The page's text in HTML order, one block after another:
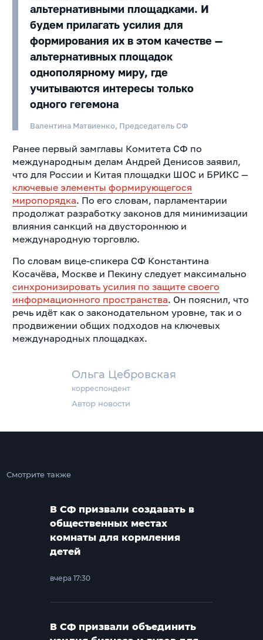
Ольга Цебровская
корреспондент
Автор новости
альтернативными площадками. И
будем прилагать усилия для
формирования их в этом качестве —
альтернативных площадок
однополярному миру, где
учитываются интересы только
одного гегемона
Валентина Матвиенко, Председатель СФ
Ранее первый замглавы Комитета СФ по
международным делам Андрей Денисов заявил,
что для России и Китая площадки ШОС и БРИКС —
ключевые элементы формирующегося
миропорядка. По его словам, парламентарии
продолжат разработку законов для минимизации
влияния санкций на двустороннюю и
международную торговлю.
По словам вице-спикера СФ Константина
Косачёва, Москве и Пекину следует максимально
синхронизировать усилия по защите своего
информационного пространства. Он пояснил, что
речь идёт как о законодательном уровне, так и о
продвижении общих подходов на ключевых
международных площадках.
Смотрите также
В СФ призвали создавать в
общественных местах
комнаты для кормления
детей
вчера 17:30
В СФ призвали объединить